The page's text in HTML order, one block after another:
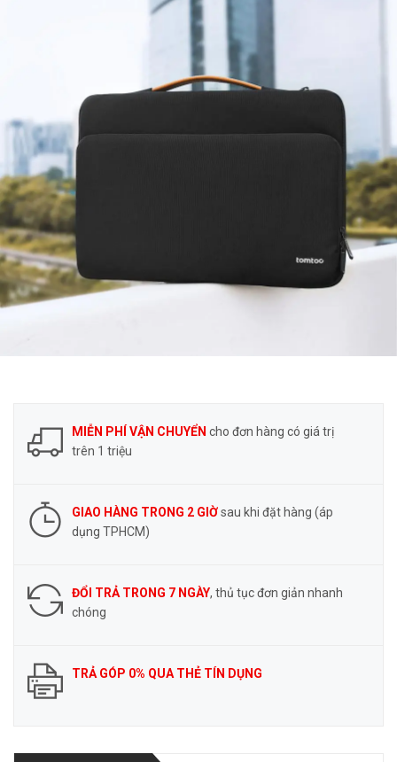
MIỄN PHÍ VẬN CHUYỂN cho đơn hàng có giá trị
trên 1 triệu
GIAO HÀNG TRONG 2 GIỜsau khi đặt hàng (áp
dụng TPHCM)
ĐỔI TRẢ TRONG 7 NGÀY, thủ tục đơn giản nhanh
chóng
TRẢ GÓP 0% QUA THẺ TÍN DỤNG